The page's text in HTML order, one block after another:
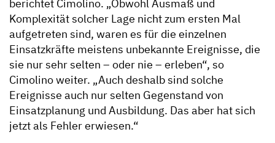
berichtet Cimolino. „Obwohl Ausmaß und
Komplexität solcher Lage nicht zum ersten Mal
aufgetreten sind, waren es für die einzelnen
Einsatzkräfte meistens unbekannte Ereignisse, die
sie nur sehr selten – oder nie – erleben“, so
Cimolino weiter. „Auch deshalb sind solche
Ereignisse auch nur selten Gegenstand von
Einsatzplanung und Ausbildung. Das aber hat sich
jetzt als Fehler erwiesen.“